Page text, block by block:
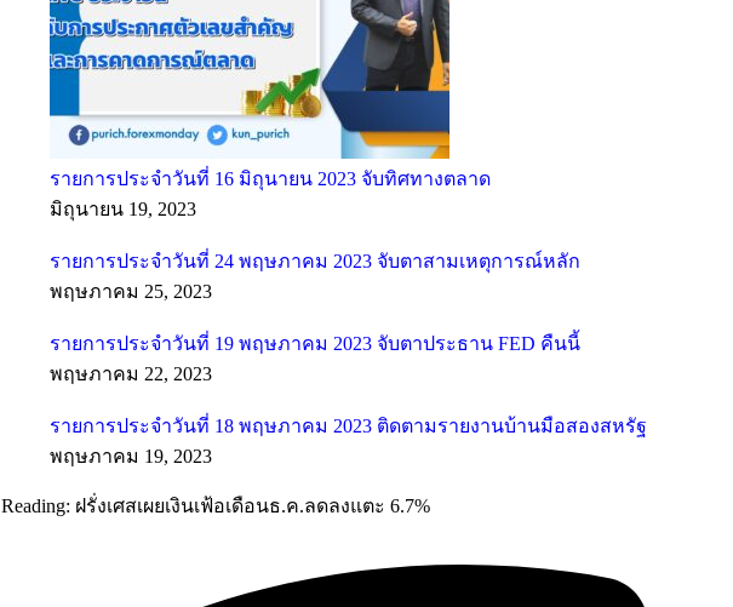
รายการประจำวันที่ 16 มิถุนายน 2023 จับทิศทางตลาด
มิถุนายน 19, 2023
รายการประจำวันที่ 24 พฤษภาคม 2023 จับตาสามเหตุการณ์หลัก
พฤษภาคม 25, 2023
รายการประจำวันที่ 19 พฤษภาคม 2023 จับตาประธาน FED คืนนี้
พฤษภาคม 22, 2023
รายการประจำวันที่ 18 พฤษภาคม 2023 ติดตามรายงานบ้านมือสองสหรัฐ
พฤษภาคม 19, 2023
Reading: ฝรั่งเศสเผยเงินเฟ้อเดือนธ.ค.ลดลงแตะ 6.7%